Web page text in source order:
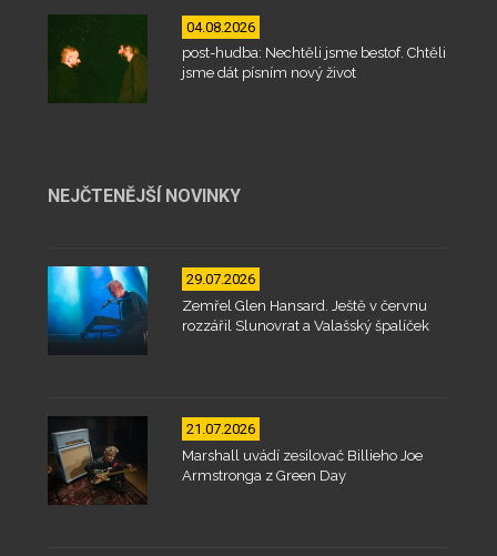
04.08.2026
post-hudba: Nechtěli jsme bestof. Chtěli
jsme dát písním nový život
NEJČTENĚJŠÍ NOVINKY
29.07.2026
Zemřel Glen Hansard. Ještě v červnu
rozzářil Slunovrat a Valašský špalíček
21.07.2026
Marshall uvádí zesilovač Billieho Joe
Armstronga z Green Day